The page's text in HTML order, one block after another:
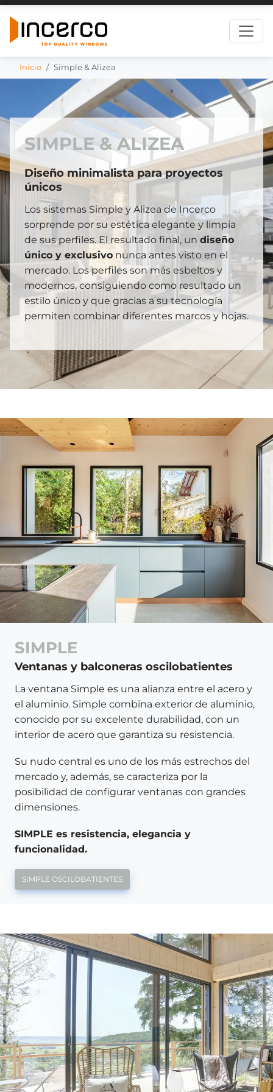
Inicio Simple & Alizea
SIMPLE & ALIZEA
Diseño minimalista para proyectos
únicos
Los sistemas Simple y Alizea de Incerco
sorprende por su estética elegante y limpia
de sus perfiles. El resultado final, un diseño
único y exclusivo nunca antes visto en el
mercado. Los perfiles son más esbeltos y
modernos, consiguiendo como resultado un
estilo único y que gracias a su tecnología
permiten combinar diferentes marcos y hojas.
SIMPLE
Ventanas y balconeras oscilobatientes
La ventana Simple es una alianza entre el acero y
el aluminio. Simple combina exterior de aluminio,
conocido por su excelente durabilidad, con un
interior de acero que garantiza su resistencia.
Su nudo central es uno de los más estrechos del
mercado y, además, se caracteriza por la
posibilidad de configurar ventanas con grandes
dimensiones.
SIMPLE es resistencia, elegancia y
funcionalidad.
SIMPLE OSCILOBATIENTES